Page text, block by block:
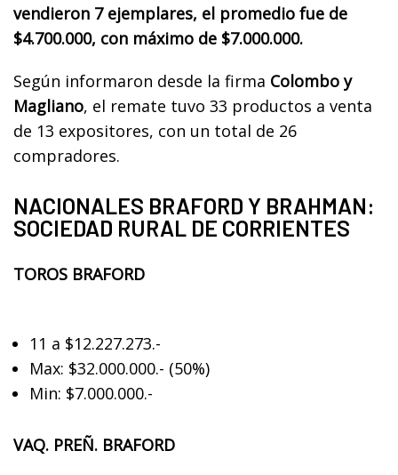
vendieron 7 ejemplares, el promedio fue de
$4.700.000, con máximo de $7.000.000.
Según informaron desde la firma Colombo y
Magliano, el remate tuvo 33 productos a venta
de 13 expositores, con un total de 26
compradores.
NACIONALES BRAFORD Y BRAHMAN:
SOCIEDAD RURAL DE CORRIENTES
TOROS BRAFORD​
11 a $12.227.273.-
Max: $​32.000.000.- (50%)
Min: $7.000.000.-
VAQ. PREÑ. BRAFORD